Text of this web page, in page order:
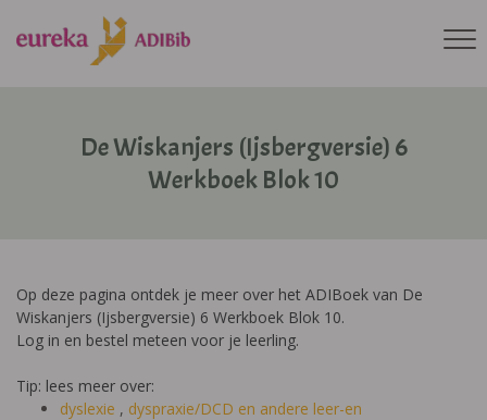
De Wiskanjers (Ijsbergversie) 6
Werkboek Blok 10
Op deze pagina ontdek je meer over het ADIBoek van De
Wiskanjers (Ijsbergversie) 6 Werkboek Blok 10.
Log in en bestel meteen voor je leerling.
Tip: lees meer over:
dyslexie , dyspraxie/DCD en andere leer-en